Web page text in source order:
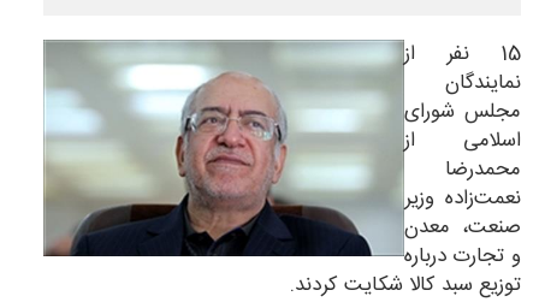
15 نفر از
نمایندگان
مجلس شورای
اسلامی از
محمدرضا
نعمت‌زاده وزیر
صنعت، معدن
و تجارت درباره
توزیع سبد کالا شکایت کردند.